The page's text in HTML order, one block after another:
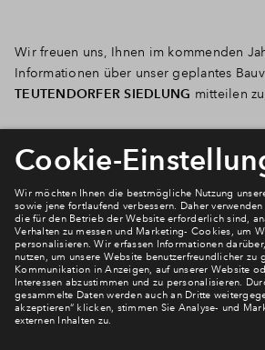
Wir freuen uns, Ihnen im kommenden
Informationen über unser geplantes
TEUTENDORFER SIEDLUNG mitteilen
Newsletter
Verpassen Sie zu diesem Wohnprojekt
mehr! Wir halten Sie auf dem
regelmäßig erscheinenden Newsletter
über den Stand dieses und